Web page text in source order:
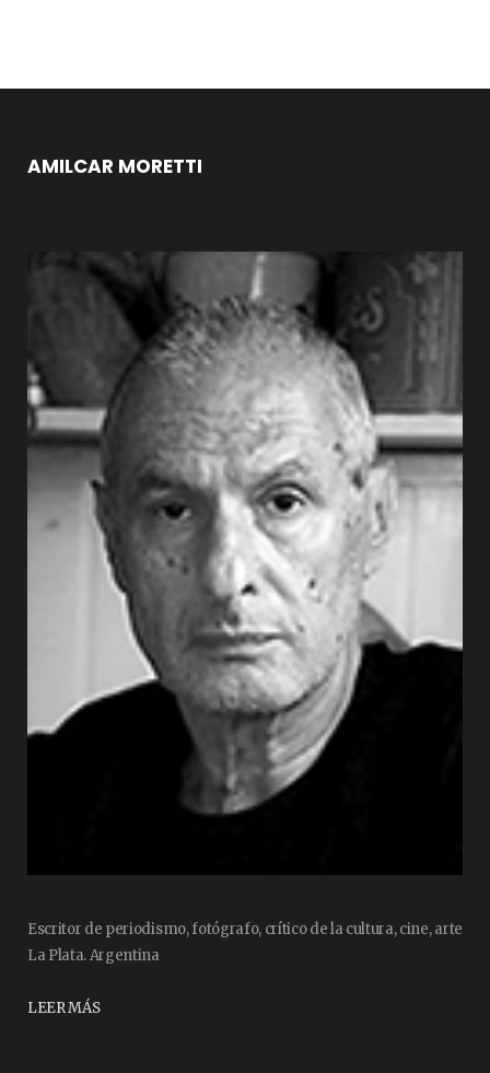
AMILCAR MORETTI
Escritor de periodismo, fotógrafo, crítico de la cultura, cine, arte
La Plata. Argentina
LEER MÁS